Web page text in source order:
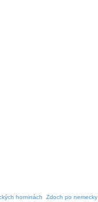
horninách Zdoch po nemecky